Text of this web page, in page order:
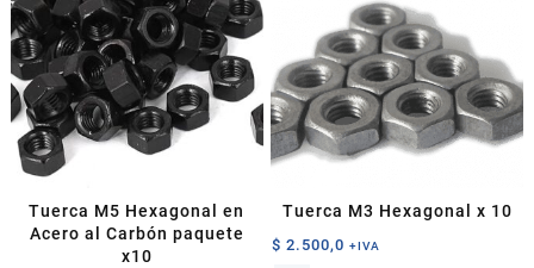
Tuerca M5 Hexagonal en
Acero al Carbón paquete
x10
Tuerca M3 Hexagonal x 10
$ 2.500,0 +IVA